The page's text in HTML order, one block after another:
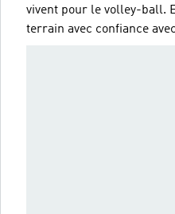
vivent pour le volley-ball.
terrain avec confiance